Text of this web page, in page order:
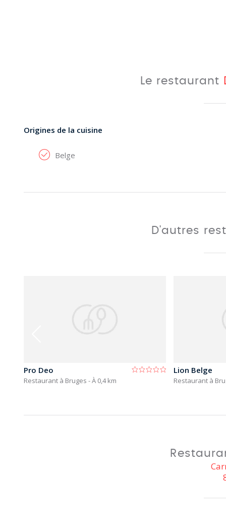
Le restaurant
Origines de la cuisine
Belge
D'autres
Pro Deo
Restaurant à Bruges - À 0,4 km
Lion Belge
Restaurant à